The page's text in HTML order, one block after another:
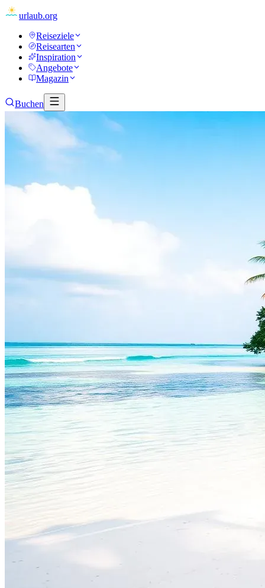
urlaub.org
Reiseziele
Reisearten
Inspiration
Angebote
Magazin
Buchen